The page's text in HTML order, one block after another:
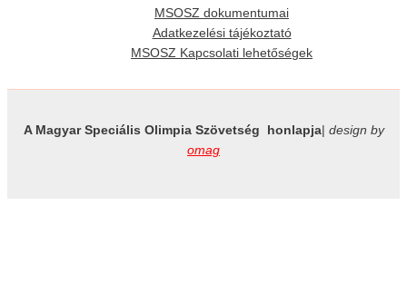
MSOSZ dokumentumai
Adatkezelési tájékoztató
MSOSZ Kapcsolati lehetőségek
A Magyar Speciális Olimpia Szövetség honlapja| design by
omag